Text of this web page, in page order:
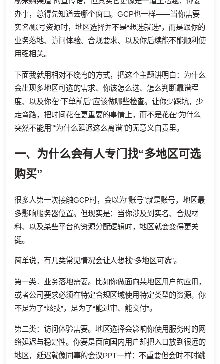
办事，总得先知道去哪个窗口。GCP也一样——当你需要
实名/账号资源时，地区选择并不是“想选就选”，而是跟你的
业务落地、访问体验、合规要求、以及你后续能不能顺利使
用强相关。
下面我就用相对不绕弯的方式，把这个主题讲明白：为什么
会出现多地区可选的需求、你该怎么选、怎么判断靠谱程
度、以及你在“下单前后”应该做哪些检查。让你少踩坑，少
走弯路，把时间花在更重要的事情上，而不是花在“为什么
突然不能用”“为什么延迟这么离谱”的无意义自责里。
一、为什么会有人专门找“多地区可选
购买”
很多人第一次接触GCP时，会以为“账号”就是账号，地区最
多影响服务器位置。但现实是：当你涉及到实名、合规材
料、以及某些平台的资源分配逻辑时，地区就会变得更关
键。
简单说，有几类常见情况会让人想找“多地区可选”。
第一类：业务落地需要。比如你做面向某地区用户的应用，
或者公司要求必须在特定合规区域使用特定类型的资源。你
不是为了“炫技”，是为了“能过审、能交付”。
第二类：访问体验需要。地区选择会影响你使用服务时的网
络延迟与稳定性。你要是面向国内用户却把入口放到很远的
地区，延迟就像同事的会议PPT一样：不重要但会时不时跳